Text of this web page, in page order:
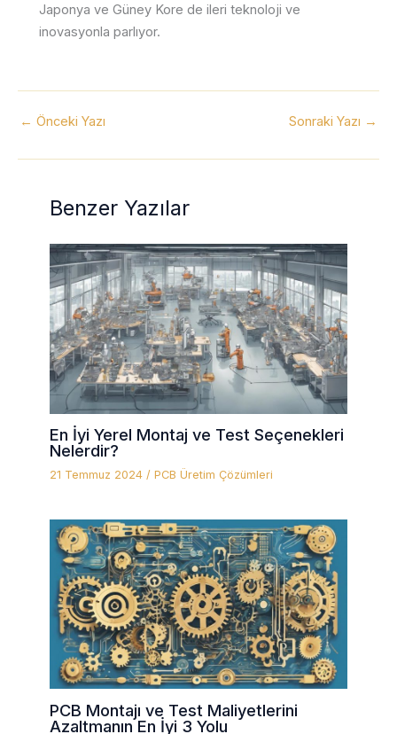
Japonya ve Güney Kore de ileri teknoloji ve
inovasyonla parlıyor.
← Önceki Yazı Sonraki Yazı →
Benzer Yazılar
En İyi Yerel Montaj ve Test Seçenekleri
Nelerdir?
21 Temmuz 2024/PCB Üretim Çözümleri
PCB Montajı ve Test Maliyetlerini
Azaltmanın En İyi 3 Yolu